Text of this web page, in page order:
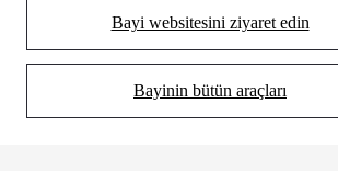
Bayi websitesini ziyaret edin
(Opens in new tab)
Bayinin bütün araçları
(Opens in new tab)